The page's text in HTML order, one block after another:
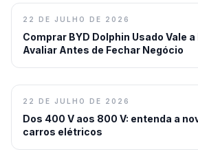
22 DE JULHO DE 2026
Comprar BYD Dolphin Usado Vale a
Avaliar Antes de Fechar Negócio
22 DE JULHO DE 2026
Dos 400 V aos 800 V: entenda a
carros elétricos